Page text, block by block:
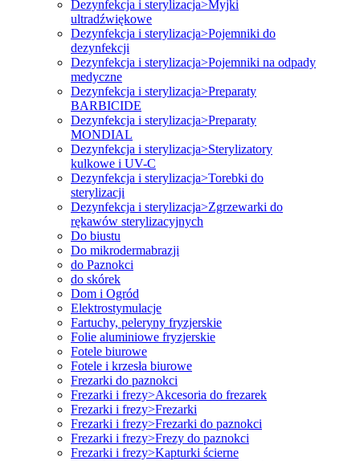
Dezynfekcja i sterylizacja>Myjki
ultradźwiękowe
Dezynfekcja i sterylizacja>Pojemniki do
dezynfekcji
Dezynfekcja i sterylizacja>Pojemniki na odpady
medyczne
Dezynfekcja i sterylizacja>Preparaty
BARBICIDE
Dezynfekcja i sterylizacja>Preparaty
MONDIAL
Dezynfekcja i sterylizacja>Sterylizatory
kulkowe i UV-C
Dezynfekcja i sterylizacja>Torebki do
sterylizacji
Dezynfekcja i sterylizacja>Zgrzewarki do
rękawów sterylizacyjnych
Do biustu
Do mikrodermabrazji
do Paznokci
do skórek
Dom i Ogród
Elektrostymulacje
Fartuchy, peleryny fryzjerskie
Folie aluminiowe fryzjerskie
Fotele biurowe
Fotele i krzesła biurowe
Frezarki do paznokci
Frezarki i frezy>Akcesoria do frezarek
Frezarki i frezy>Frezarki
Frezarki i frezy>Frezarki do paznokci
Frezarki i frezy>Frezy do paznokci
Frezarki i frezy>Kapturki ścierne